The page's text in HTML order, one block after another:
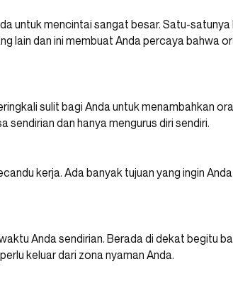
untuk mencintai sangat besar. Satu-satunya
lain dan ini membuat Anda percaya bahwa
sulit bagi Anda untuk menambahkan
sendirian dan hanya mengurus diri sendiri.
kerja. Ada banyak tujuan yang ingin
Anda sendirian. Berada di dekat begitu
keluar dari zona nyaman Anda.